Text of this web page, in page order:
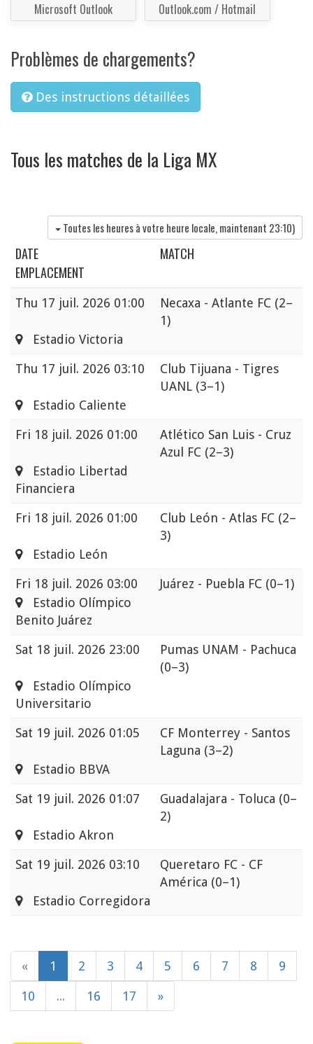
Microsoft Outlook Outlook.com / Hotmail
Problèmes de chargements?
Des instructions détaillées
Tous les matches de la Liga MX
Toutes les heures à votre heure locale, maintenant 23:10)
DATE
MATCH
EMPLACEMENT
Thu 17 juil. 2026 01:00 Necaxa - Atlante FC (2–
1)
Estadio Victoria
Thu 17 juil. 2026 03:10
Club Tijuana - Tigres
UANL (3–1)
Estadio Caliente
Fri 18 juil. 2026 01:00
Atlético San Luis - Cruz
Azul FC (2–3)
Estadio Libertad
Financiera
Fri 18 juil. 2026 01:00 Club León - Atlas FC (2–
3)
Estadio León
Fri 18 juil. 2026 03:00 Juárez - Puebla FC (0–1)
Estadio Olímpico
Benito Juárez
Sat 18 juil. 2026 23:00
Pumas UNAM - Pachuca
(0–3)
Estadio Olímpico
Universitario
Sat 19 juil. 2026 01:05
CF Monterrey - Santos
Laguna (3–2)
Estadio BBVA
Sat 19 juil. 2026 01:07 Guadalajara - Toluca (0–
2)
Estadio Akron
Sat 19 juil. 2026 03:10
Queretaro FC - CF
América (0–1)
Estadio Corregidora
« 1 2 3 4 5 6 7 8 9
10 ... 16 17 »